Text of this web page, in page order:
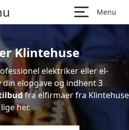
Menu
Klintehuse
elektriker eller el-
din elopgave og indhent 3
fra elfirmaer fra Klintehuse
lige her.